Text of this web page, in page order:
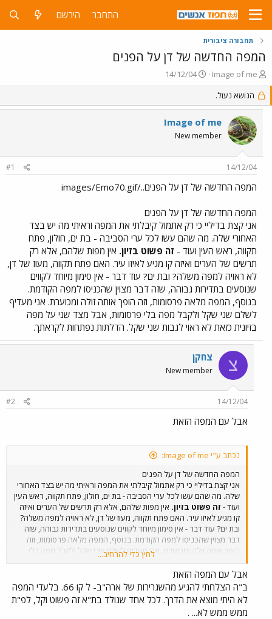
התחבר הירשם
תחבורה ציבורית
המפה החדשה של דן על הפנים
פ
ו
ת
ח
נ
Image of me
פ
ו
ס
ב
ת
ך
14/12/04
הנושא נעול.
Image of me
New member
14/12/04
#1
המפה החדשה של דן על הפנים../images/Emo70.gif
המפה החדשה של דן על הפנים
אני קצת בדיליי כי רק אתמול קיבלתי את המפה וראיתי מה יש בצד
האחורי שלה. מה שהם עשו לכל ערי הסביבה - בת ים, חולון, פתח
תקווה, ראש העין ועוד - זה פשוט בזיון. אין מפות שלהם, אלא רק
תרשים של הערים ואיזה קו מגיע לאיזו עיר. האם פתח תקווה, מעוז של דן,
לא ראויה למפה משלה? ובת ים? עוד דבר - אין סימון מיוחד לקווים
שנוסעים בתדירות גבוהה, שזה דבר מצוין שהכניסו למפה הקודמת.
בנוסף, המפה מלאה פרסומות, וזה הופך אותה זולה ומכוערת. אני מעדיף
לשלם שני שקל ולקבל מפה בלי פרסומות, אבל מצד שני על מפה
בזיונית כזאת לא ראוי לגבות שני שקל. הדלתות נפתחות לקראתך.
צ צחקן
New member
14/12/04
#2
אבל עם המפה הזאת
נכתב ע"י Image of me:
המפה החדשה של דן על הפנים
אני קצת בדיליי כי רק אתמול קיבלתי את המפה וראיתי מה יש בצד האחורי
שלה. מה שהם עשו לכל ערי הסביבה - בת ים, חולון, פתח תקווה, ראש העין
ועוד - זה פשוט בזיון. אין מפות שלהם, אלא רק תרשים של הערים ואיזה
קו מגיע לאיזו עיר. האם פתח תקווה, מעוז של דן, לא ראויה למפה משלה?
ובת ים? עוד דבר - אין סימון מיוחד לקווים שנוסעים בתדירות גבוהה, שזה
דבר מצוין שהכניסו למפה הקודמת. בנוסף, המפה מלאה פרסומות, וזה
הופך אותה זולה ומכוערת. אני מעדיף לשלם שני שקל ולקבל מפה בלי
פרסומות, אבל מצד שני על מפה בזיונית כזאת לא ראוי לגבות שני שקל.
הדלתות נפתחות לקראתך.
לחץ כדי להרחיב...
אבל עם המפה הזאת
ב"ה הצלחתי להגיע מהשגרירות של ארה"ב- ל קו 66. בלעדי המפה
לא היתי מוצא את הדרך. לכל אחד שנולד בת"א זה פשוט וקל, לפ"ת
ממש ממש לא... .